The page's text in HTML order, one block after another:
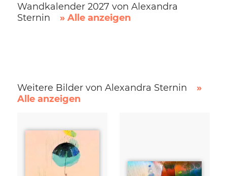
Wandkalender 2027 von Alexandra
Sternin
» Alle anzeigen
Weitere Bilder von Alexandra Sternin
»
Alle anzeigen